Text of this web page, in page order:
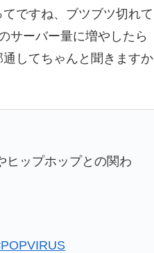
ですね、ブツブツ切れて
サーバー量に増やしたら
してちゃんと聞きますか
ヒップホップとの関わ